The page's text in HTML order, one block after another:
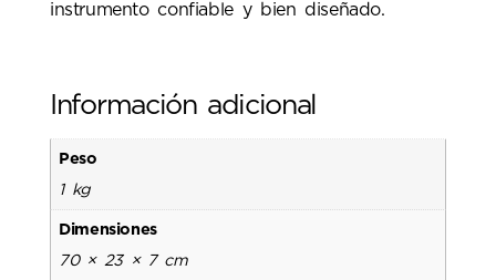
instrumento confiable y bien diseñado.
Información adicional
Peso
1 kg
Dimensiones
70 × 23 × 7 cm